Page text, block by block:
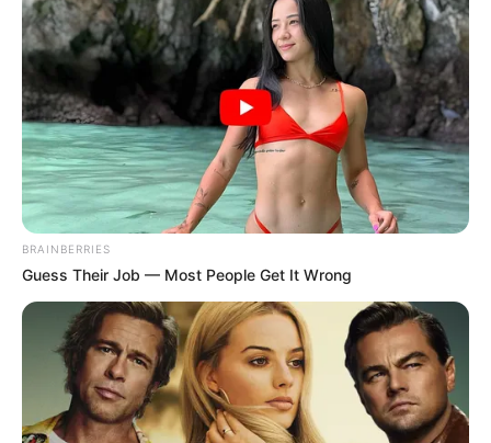
BRAINBERRIES
Guess Their Job — Most People Get It Wrong